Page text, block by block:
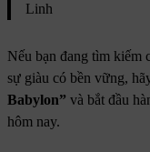
Linh
Nếu bạn đang tìm kiếm
sự giàu có bền vững,
Babylon” và bắt đầu
hôm nay.